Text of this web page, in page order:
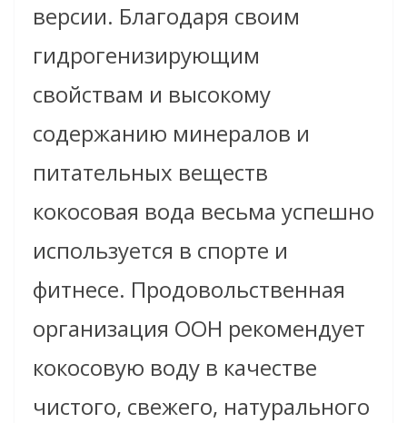
версии. Благодаря своим
гидрогенизирующим
свойствам и высокому
содержанию минералов и
питательных веществ
кокосовая вода весьма успешно
используется в спорте и
фитнесе. Продовольственная
организация ООН рекомендует
кокосовую воду в качестве
чистого, свежего, натурального